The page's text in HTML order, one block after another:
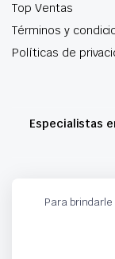
Top Ventas
Términos y
Políticas de
Especialistas
Copyright 2024 ©
Para brindarle